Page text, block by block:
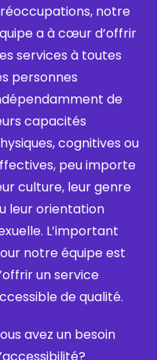
notre
a à cœur d’offrir
services à toutes
personnes
de
capacités
cognitives ou
peu importe
culture, leur genre
leur orientation
L’important
notre équipe est
un service
de qualité.
avez un besoin